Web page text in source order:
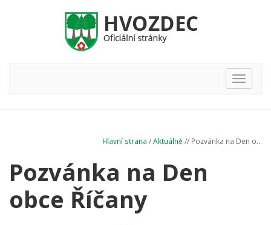
Hlavní
nabídka
Hlavní strana /Aktuálně // Pozvánka na Den o...
Pozvánka na Den
obce Říčany